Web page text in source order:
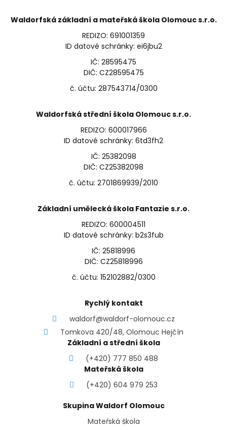
Waldorfská základní a mateřská škola Olomouc s.r.o.
REDIZO: 691001359
ID datové schránky: ei6jbu2
IČ: 28595475
DIČ: CZ28595475
č. účtu: 287543714/0300
Waldorfská střední škola Olomouc s.r.o.
REDIZO: 600017966
ID datové schránky: 6td3fh2
IČ: 25382098
DIČ: CZ25382098
č. účtu: 2701869939/2010
Základní umělecká škola Fantazie s.r.o.
REDIZO: 600004511
ID datové schránky: b2s3fub
IČ: 25818996
DIČ: CZ25818996
č. účtu: 152102882/0300
Rychlý kontakt
waldorf@waldorf-olomouc.cz
Tomkova 420/48, Olomouc Hejčín
Základní a střední škola
(+420) 777 850 488
Mateřská škola
(+420) 604 979 253
Skupina Waldorf Olomouc
Mateřská škola